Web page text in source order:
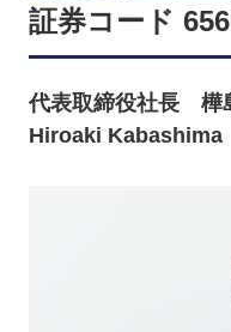
証券コード
代表取締役社長 樺
Hiroaki Kabashima